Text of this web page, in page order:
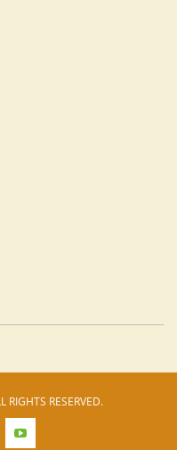
RIGHTS RESERVED.